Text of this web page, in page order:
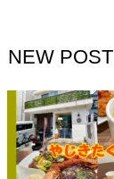
NEW POST